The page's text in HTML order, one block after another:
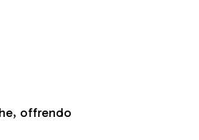
offrendo